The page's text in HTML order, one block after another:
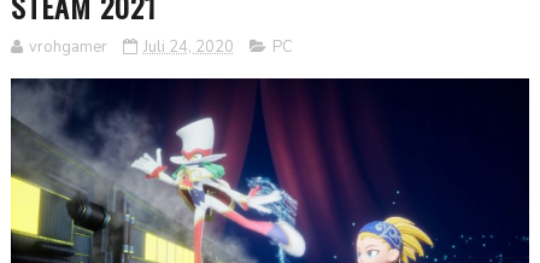
vrohgamer Juli 24, 2020 PC